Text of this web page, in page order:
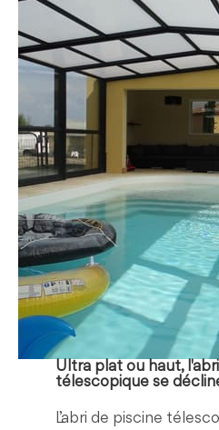
Ultra plat ou haut,
télescopique se
L’abri de piscine